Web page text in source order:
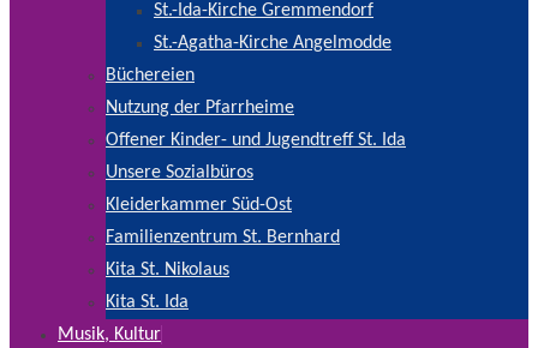
St.-Ida-Kirche Gremmendorf
St.-Agatha-Kirche Angelmodde
Büchereien
Nutzung der Pfarrheime
Offener Kinder- und Jugendtreff St. Ida
Unsere Sozialbüros
Kleiderkammer Süd-Ost
Familienzentrum St. Bernhard
Kita St. Nikolaus
Kita St. Ida
Musik, Kultur